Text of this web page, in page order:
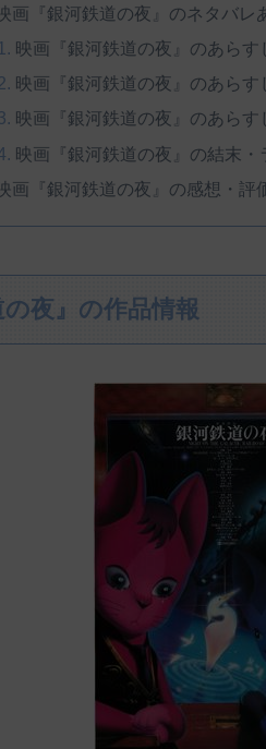
画『銀河鉄道の夜』のネタバレ
映画『銀河鉄道の夜』のあらす
映画『銀河鉄道の夜』のあらす
映画『銀河鉄道の夜』のあらす
映画『銀河鉄道の夜』の結末・
画『銀河鉄道の夜』の感想・評
夜』の作品情報